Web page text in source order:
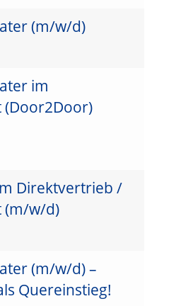
(m/w/d)
im
Direktvertrieb /
(m/w/d)
(m/w/d) –
Quereinstieg!